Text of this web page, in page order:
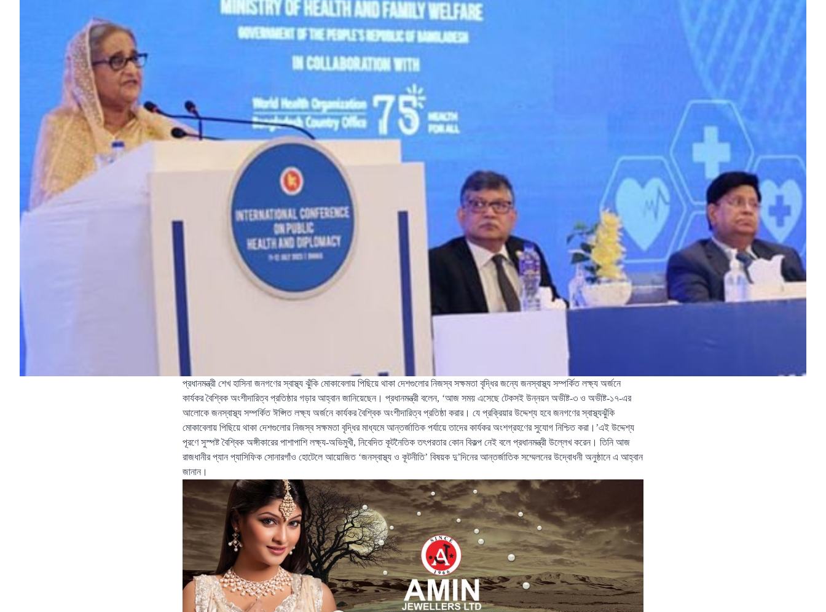
প্রধানমন্ত্রী শেখ হাসিনা জনগণের স্বাস্থ্য ঝুঁকি মোকাবেলায় পিছিয়ে থাকা দেশগুলোর নিজস্ব সক্ষমতা বৃদ্ধির জন্যে জনস্বাস্থ্য সম্পর্কিত লক্ষ্য অর্জনে
কার্যকর বৈশ্বিক অংশীদারিত্ব প্রতিষ্ঠার গড়ার আহ্বান জানিয়েছেন। প্রধানমন্ত্রী বলেন, ‘আজ সময় এসেছে টেকসই উন্নয়ন অভীষ্ট-৩ ও অভীষ্ট-১৭-এর
আলোকে জনস্বাস্থ্য সম্পর্কিত ঈপ্সিত লক্ষ্য অর্জনে কার্যকর বৈশ্বিক অংশীদারিত্ব প্রতিষ্ঠা করার। যে প্রক্রিয়ার উদ্দেশ্য হবে জনগণের স্বাস্থ্যঝুঁকি
মোকাবেলায় পিছিয়ে থাকা দেশগুলোর নিজস্ব সক্ষমতা বৃদ্ধির মাধ্যমে আন্তর্জাতিক পর্যায়ে তাদের কার্যকর অংশগ্রহণের সুযোগ নিশ্চিত করা।’এই উদ্দেশ্য
পূরণে সুস্পষ্ট বৈশ্বিক অঙ্গীকারের পাশাপাশি লক্ষ্য-অভিমুখী, নিবেদিত কূটনৈতিক তৎপরতার কোন বিকল্প নেই বলে প্রধানমন্ত্রী উল্লেখ করেন। তিনি আজ
রাজধানীর প্যান প্যাসিফিক সোনারগাঁও হোটেলে আয়োজিত ‘জনস্বাস্থ্য ও কূটনীতি’ বিষয়ক দু’দিনের আন্তর্জাতিক সম্মেলনের উদ্বোধনী অনুষ্ঠানে এ আহ্বান
জানান।